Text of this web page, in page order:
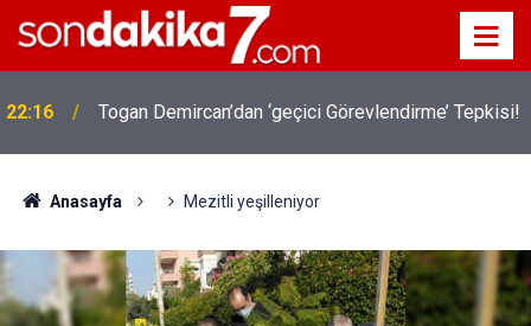
22:16 Togan Demircan’dan ‘geçici Görevlendirme’ Tepkisi!
Anasayfa Mezitli yeşilleniyor